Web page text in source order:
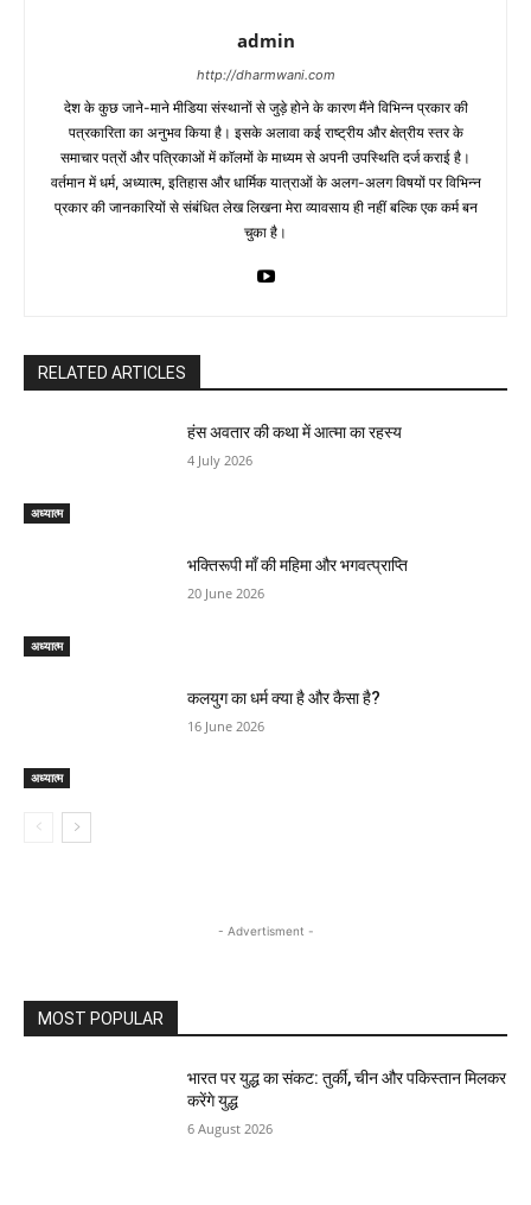
admin
http://dharmwani.com
देश के कुछ जाने-माने मीडिया संस्थानों से जुड़े होने के कारण मैंने विभिन्न प्रकार की
पत्रकारिता का अनुभव किया है। इसके अलावा कई राष्ट्रीय और क्षेत्रीय स्तर के
समाचार पत्रों और पत्रिकाओं में काॅलमों के माध्यम से अपनी उपस्थिति दर्ज कराई है।
वर्तमान में धर्म, अध्यात्म, इतिहास और धार्मिक यात्राओं के अलग-अलग विषयों पर विभिन्न
प्रकार की जानकारियों से संबंधित लेख लिखना मेरा व्यावसाय ही नहीं बल्कि एक कर्म बन
चुका है।
RELATED ARTICLES
अध्यात्म
हंस अवतार की कथा में आत्मा का रहस्य
4 July 2026
अध्यात्म
भक्तिरूपी माँ की महिमा और भगवत्प्राप्ति
20 June 2026
अध्यात्म
कलयुग का धर्म क्या है और कैसा है?
16 June 2026
- Advertisment -
MOST POPULAR
भारत पर युद्ध का संकट: तुर्की, चीन और पकिस्तान मिलकर
करेंगे युद्ध
6 August 2026